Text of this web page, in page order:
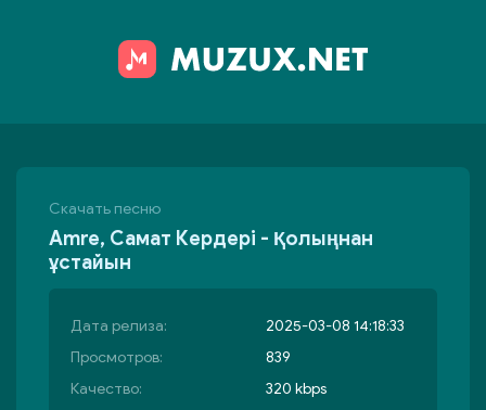
Скачать песню
Amre, Самат Кердері - Қолыңнан
ұстайын
Дата релиза:
2025-03-08 14:18:33
Просмотров:
839
Качество:
320 kbps